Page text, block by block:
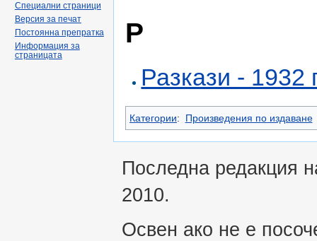
Р
Разкази - 1932
Категории: Произведения по издаване
Специални страници
Версия за печат
Постоянна препратка
Информация за
страницата
Последна редакция
2010.
Освен ако не е